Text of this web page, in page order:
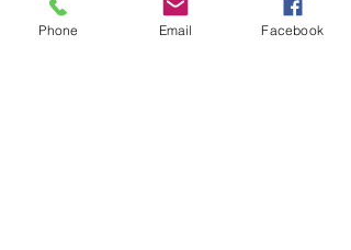
Phone Email Facebook